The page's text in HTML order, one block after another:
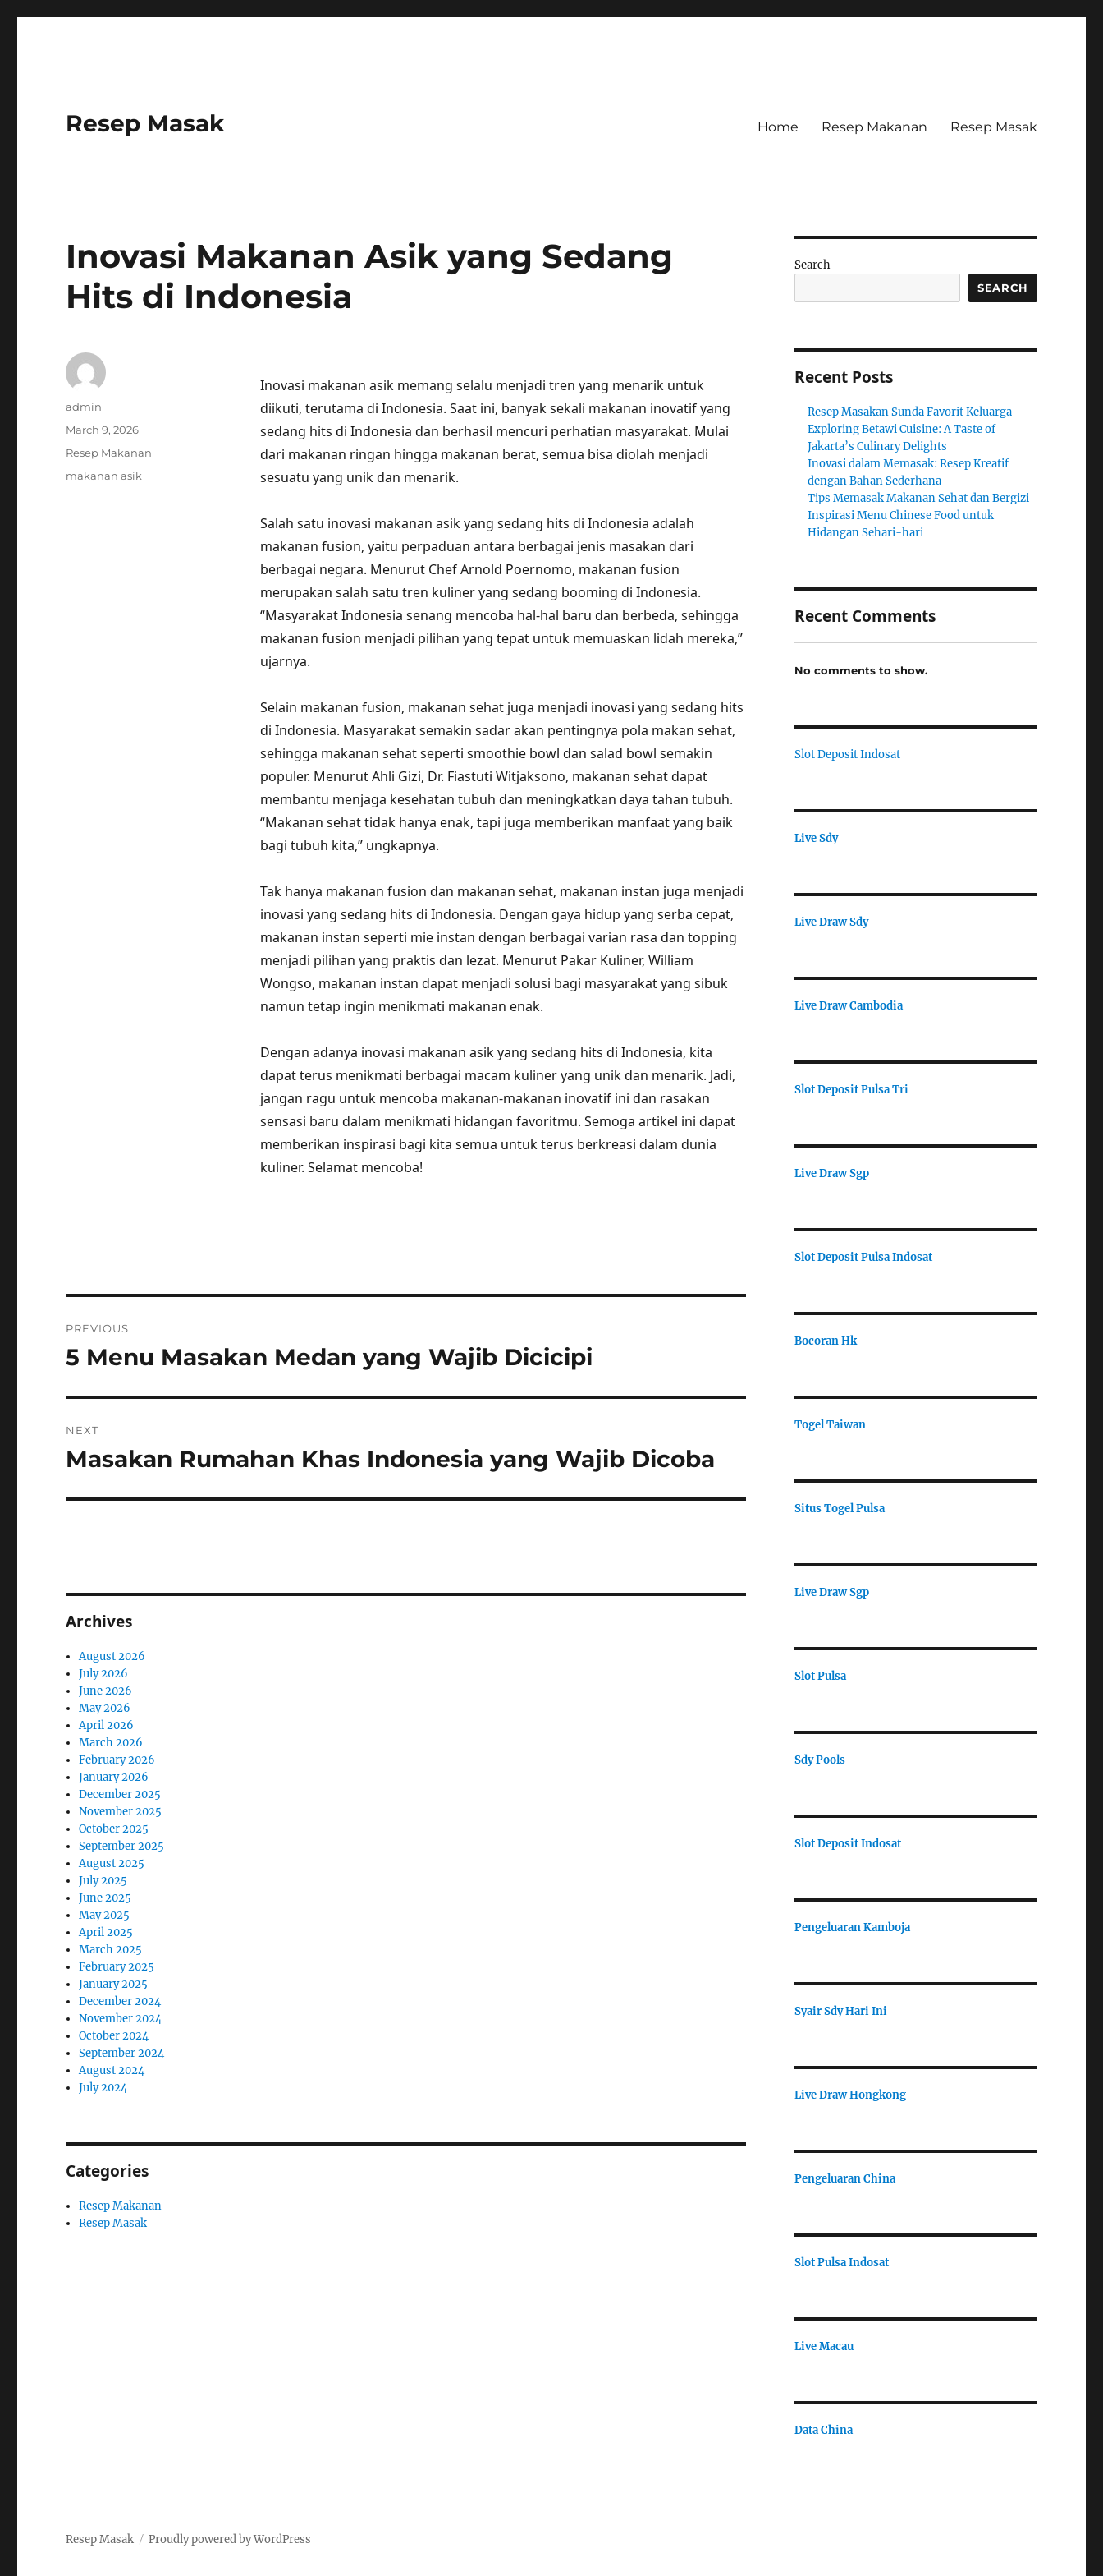
Resep Masak Home Resep Makanan Resep Masak
Inovasi Makanan Asik yang Sedang
Hits di Indonesia
Inovasi makanan asik memang selalu menjadi tren yang menarik untuk
diikuti, terutama di Indonesia. Saat ini, banyak sekali makanan inovatif yang
sedang hits di Indonesia dan berhasil mencuri perhatian masyarakat. Mulai
dari makanan ringan hingga makanan berat, semua bisa diolah menjadi
sesuatu yang unik dan menarik.
Salah satu inovasi makanan asik yang sedang hits di Indonesia adalah
makanan fusion, yaitu perpaduan antara berbagai jenis masakan dari
berbagai negara. Menurut Chef Arnold Poernomo, makanan fusion
merupakan salah satu tren kuliner yang sedang booming di Indonesia.
“Masyarakat Indonesia senang mencoba hal-hal baru dan berbeda, sehingga
makanan fusion menjadi pilihan yang tepat untuk memuaskan lidah mereka,”
ujarnya.
Selain makanan fusion, makanan sehat juga menjadi inovasi yang sedang hits
di Indonesia. Masyarakat semakin sadar akan pentingnya pola makan sehat,
sehingga makanan sehat seperti smoothie bowl dan salad bowl semakin
populer. Menurut Ahli Gizi, Dr. Fiastuti Witjaksono, makanan sehat dapat
membantu menjaga kesehatan tubuh dan meningkatkan daya tahan tubuh.
“Makanan sehat tidak hanya enak, tapi juga memberikan manfaat yang baik
bagi tubuh kita,” ungkapnya.
Tak hanya makanan fusion dan makanan sehat, makanan instan juga menjadi
inovasi yang sedang hits di Indonesia. Dengan gaya hidup yang serba cepat,
makanan instan seperti mie instan dengan berbagai varian rasa dan topping
menjadi pilihan yang praktis dan lezat. Menurut Pakar Kuliner, William
Wongso, makanan instan dapat menjadi solusi bagi masyarakat yang sibuk
namun tetap ingin menikmati makanan enak.
Dengan adanya inovasi makanan asik yang sedang hits di Indonesia, kita
dapat terus menikmati berbagai macam kuliner yang unik dan menarik. Jadi,
jangan ragu untuk mencoba makanan-makanan inovatif ini dan rasakan
sensasi baru dalam menikmati hidangan favoritmu. Semoga artikel ini dapat
memberikan inspirasi bagi kita semua untuk terus berkreasi dalam dunia
kuliner. Selamat mencoba!
Author
admin
Posted
March 9, 2026
Categories
Resep Makanan
Tags
makanan asik
navigation
PREVIOUS
Previous
5 Menu Masakan Medan yang Wajib Dicicipi
NEXT
Next
Masakan Rumahan Khas Indonesia yang Wajib Dicoba
Archives
August 2026
July 2026
June 2026
May 2026
April 2026
March 2026
February 2026
January 2026
December 2025
November 2025
October 2025
September 2025
August 2025
July 2025
June 2025
May 2025
April 2025
March 2025
February 2025
January 2025
December 2024
November 2024
October 2024
September 2024
August 2024
July 2024
Categories
Resep Makanan
Resep Masak
Search
SEARCH
Recent Posts
Resep Masakan Sunda Favorit Keluarga
Exploring Betawi Cuisine: A Taste of
Jakarta’s Culinary Delights
Inovasi dalam Memasak: Resep Kreatif
dengan Bahan Sederhana
Tips Memasak Makanan Sehat dan Bergizi
Inspirasi Menu Chinese Food untuk
Hidangan Sehari-hari
Recent Comments
No comments to show.
Slot Deposit Indosat
Live Sdy
Live Draw Sdy
Live Draw Cambodia
Slot Deposit Pulsa Tri
Live Draw Sgp
Slot Deposit Pulsa Indosat
Bocoran Hk
Togel Taiwan
Situs Togel Pulsa
Live Draw Sgp
Slot Pulsa
Sdy Pools
Slot Deposit Indosat
Pengeluaran Kamboja
Syair Sdy Hari Ini
Live Draw Hongkong
Pengeluaran China
Slot Pulsa Indosat
Live Macau
Data China
Resep Masak Proudly powered by WordPress